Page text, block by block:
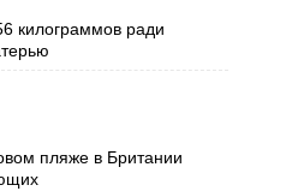
килограммов ради
пляже в Британии